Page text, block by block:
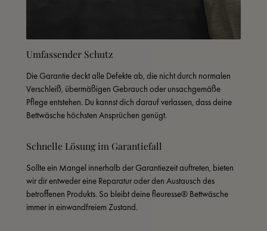
Umfassender Schutz
Die Garantie deckt alle Defekte ab, die nicht durch normalen
Verschleiß, übermäßigen Gebrauch oder unsachgemäße
Pflege entstehen. Du kannst dich darauf verlassen, dass deine
Bettwäsche höchsten Ansprüchen genügt.
Schnelle Lösung im Garantiefall
Sollte ein Mangel innerhalb der Garantiezeit auftreten, bieten
wir dir entweder eine Reparatur oder den Austausch des
betroffenen Produkts. So bleibt deine fleuresse® Bettwäsche
immer in einwandfreiem Zustand.